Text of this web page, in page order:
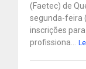
(Faetec) de
segunda-feira
inscrições
profissiona...